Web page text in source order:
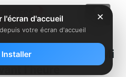
du Xiaomi Mi
l’heure
✕
l'écran d'accueil
votre écran d'accueil
Installer